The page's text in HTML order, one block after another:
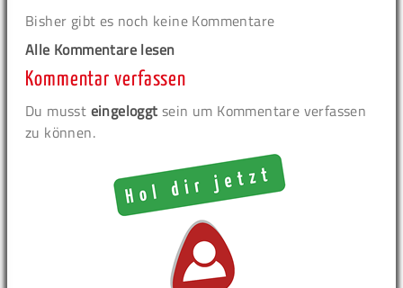
Bisher gibt es noch keine Kommentare
Alle Kommentare lesen
Kommentar verfassen
Du musst eingeloggt sein um Kommentare verfassen
zu können.